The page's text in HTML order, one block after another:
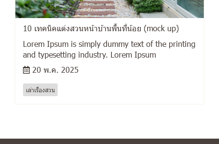
10 เทคนิคแต่งสวนหน้าบ้านพื้นที่น้อย (mock up)
Lorem Ipsum is simply dummy text of the printing
and typesetting industry. Lorem Ipsum
20 พ.ค. 2025
เล่าเรื่องสวน